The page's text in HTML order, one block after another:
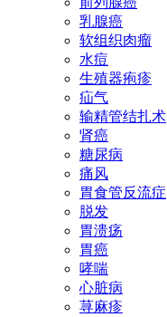
乳腺癌
软组织肉瘤
水痘
生殖器疱疹
疝气
输精管结扎术
肾癌
糖尿病
痛风
胃食管反流症
脱发
胃溃疡
胃癌
哮喘
心脏病
荨麻疹